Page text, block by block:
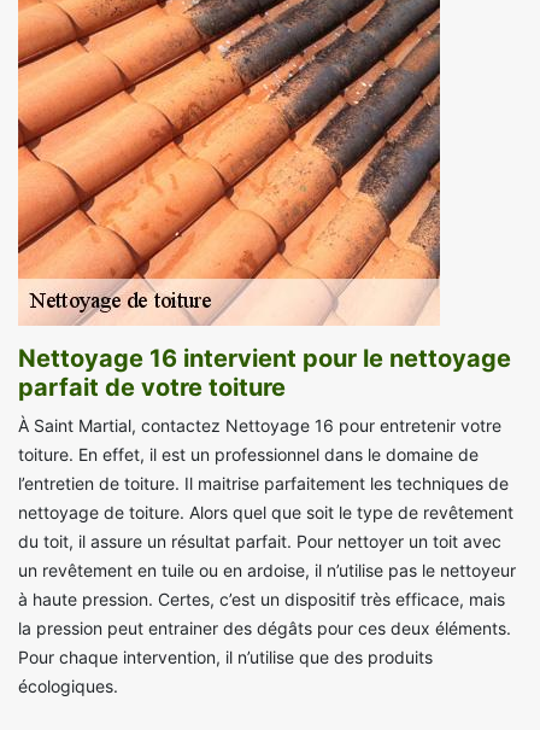
Nettoyage 16 intervient pour le nettoyage
parfait de votre toiture
À Saint Martial, contactez Nettoyage 16 pour entretenir votre
toiture. En effet, il est un professionnel dans le domaine de
l’entretien de toiture. Il maitrise parfaitement les techniques de
nettoyage de toiture. Alors quel que soit le type de revêtement
du toit, il assure un résultat parfait. Pour nettoyer un toit avec
un revêtement en tuile ou en ardoise, il n’utilise pas le nettoyeur
à haute pression. Certes, c’est un dispositif très efficace, mais
la pression peut entrainer des dégâts pour ces deux éléments.
Pour chaque intervention, il n’utilise que des produits
écologiques.